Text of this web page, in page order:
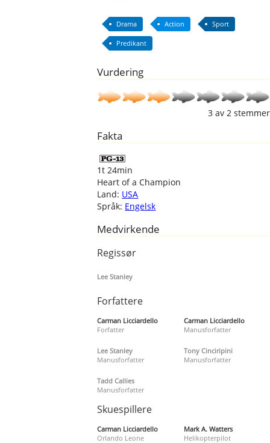
Drama Action Sport
Predikant
Vurdering
3av 2 stemmer
Fakta
1t 24min
Heart of a Champion
Land: USA
Språk: Engelsk
Medvirkende
Regissør
Lee Stanley
Forfattere
Carman Licciardello
Forfatter
Carman Licciardello
Manusforfatter
Lee Stanley
Manusforfatter
Tony Cinciripini
Manusforfatter
Tadd Callies
Manusforfatter
Skuespillere
Carman Licciardello
Orlando Leone
Mark A. Watters
Helikopterpilot